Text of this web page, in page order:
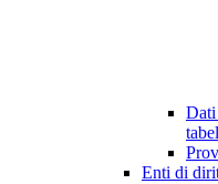
Dati
Enti di